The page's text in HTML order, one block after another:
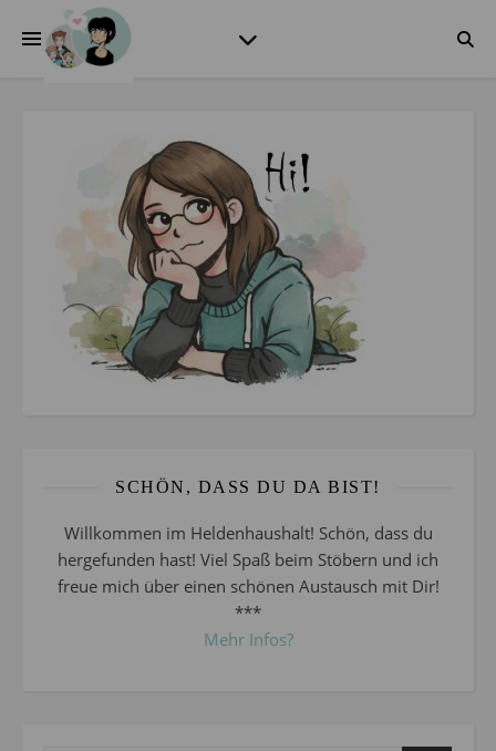
SCHÖN, DASS DU DA BIST!
Willkommen im Heldenhaushalt! Schön, dass du
hergefunden hast! Viel Spaß beim Stöbern und ich
freue mich über einen schönen Austausch mit Dir!
***
Mehr Infos?